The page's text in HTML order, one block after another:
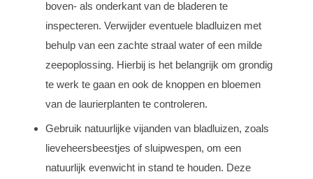
boven- als onderkant van de bladeren te
inspecteren. Verwijder eventuele bladluizen met
behulp van een zachte straal water of een milde
zeepoplossing. Hierbij is het belangrijk om grondig
te werk te gaan en ook de knoppen en bloemen
van de laurierplanten te controleren.
Gebruik natuurlijke vijanden van bladluizen, zoals
lieveheersbeestjes of sluipwespen, om een
natuurlijk evenwicht in stand te houden. Deze